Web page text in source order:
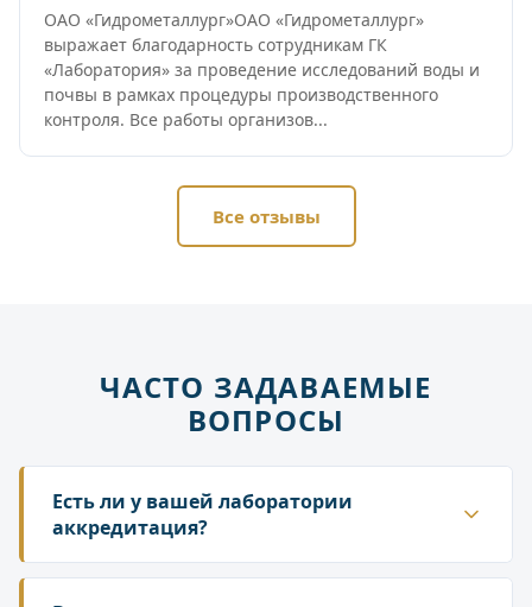
ОАО «Гидрометаллург»ОАО «Гидрометаллург»
выражает благодарность сотрудникам ГК
«Лаборатория» за проведение исследований воды и
почвы в рамках процедуры производственного
контроля. Все работы организов...
Все отзывы
ЧАСТО ЗАДАВАЕМЫЕ
ВОПРОСЫ
Есть ли у вашей лаборатории
аккредитация?
Да. ГК «Лаборатория» аккредитована в